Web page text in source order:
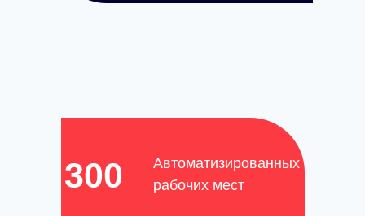
300
Автоматизированных
рабочих мест